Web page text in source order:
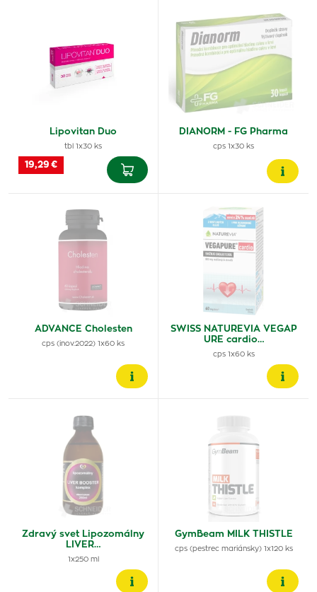
Lipovitan Duo
tbl 1x30 ks
19,29 €
DIANORM - FG Pharma
cps 1x30 ks
ADVANCE Cholesten
cps (inov.2022) 1x60 ks
SWISS NATUREVIA VEGAP
URE cardio…
cps 1x60 ks
Zdravý svet Lipozomálny
LIVER…
1x250 ml
GymBeam MILK THISTLE
cps (pestrec mariánsky) 1x120 ks